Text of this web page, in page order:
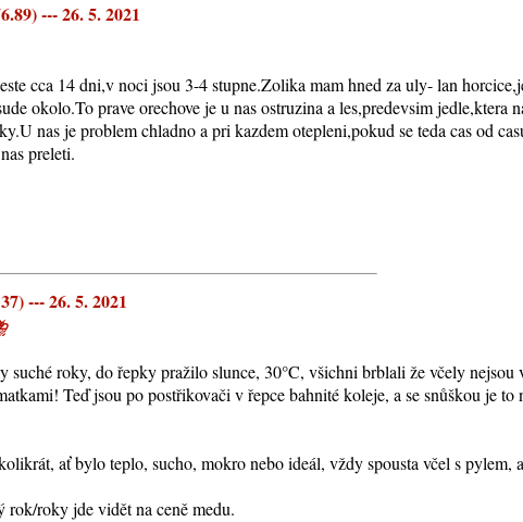
--- 26. 5. 2021
cca 14 dni,v noci jsou 3-4 stupne.Zolika mam hned za uly- lan
okolo.To prave orechove je u nas ostruzina a les,predevsim jedle,ktera
nas je problem chladno a pri kazdem otepleni,pokud se teda cas od
preleti.
--- 26. 5. 2021
suché roky, do řepky pražilo slunce, 30°C, všichni brblali že včely
Teď jsou po postřikovači v řepce bahnité koleje, a se snůškou je
ať bylo teplo, sucho, mokro nebo ideál, vždy spousta včel s pylem,
rok/roky jde vidět na ceně medu.